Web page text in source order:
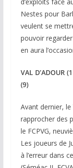
Nestes pour
veulent se
pouvoir
en aura
VAL D’ADOUR
(9)
Avant dernier, le
rapprocher des
le FCPVG,
Les joueurs de
à l’erreur dans